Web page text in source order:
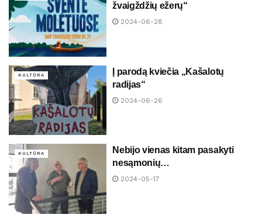
žvaigždžių ežerų“
2024-06-28
KULTŪRA
Į parodą kviečia „Kašalotų
radijas“
2024-06-26
KULTŪRA
Nebijo vienas kitam pasakyti
nesąmonių…
2024-05-17